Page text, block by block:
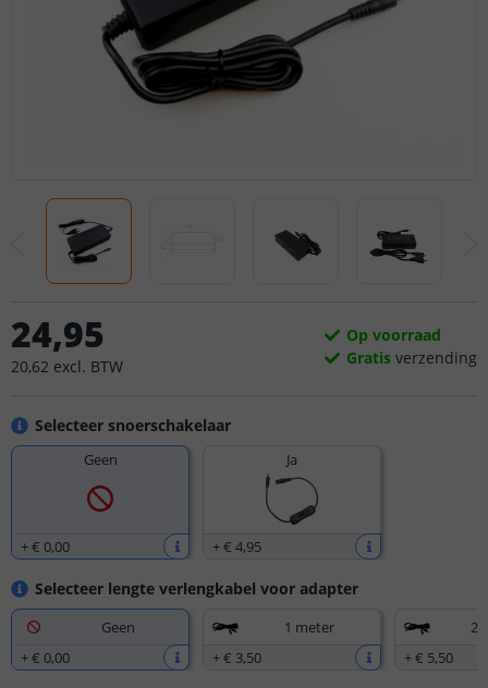
Selecteer snoerschakelaar
Geen
+€ 0,00
Ja
+€ 4,95
Selecteer lengte verlengkabel voor adapter
Geen
+€ 0,00
1 meter
+€ 3,50
+€ 5,50
24,95
20,62 excl. BTW
Op voorraad
Gratis verzending